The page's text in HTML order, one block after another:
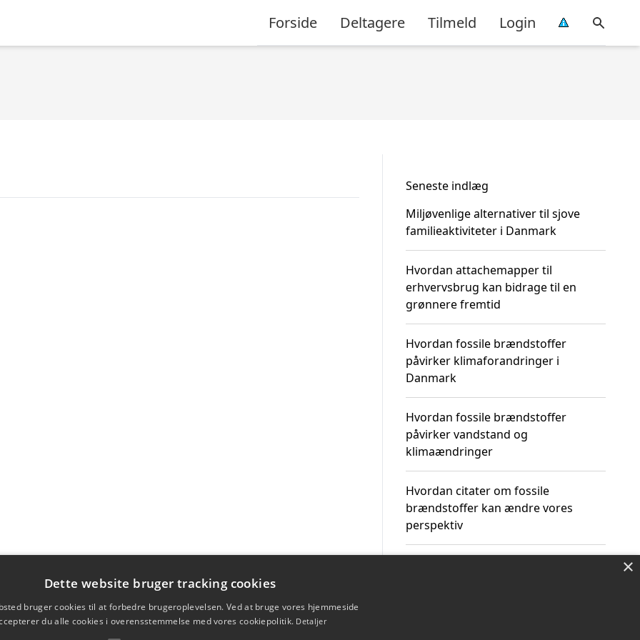
Forside Deltagere Tilmeld Login
Seneste indlæg
Miljøvenlige alternativer til sjove
familieaktiviteter i Danmark
Hvordan attachemapper til
erhvervsbrug kan bidrage til en
grønnere fremtid
Hvordan fossile brændstoffer
påvirker klimaforandringer i
Danmark
Hvordan fossile brændstoffer
påvirker vandstand og
klimaændringer
Hvordan citater om fossile
brændstoffer kan ændre vores
perspektiv
×
Dette website bruger tracking cookies
bruger cookies til at forbedre brugeroplevelsen. Ved at bruge vores hjemmeside
du alle cookies i overensstemmelse med vores cookiepolitik. Detaljer